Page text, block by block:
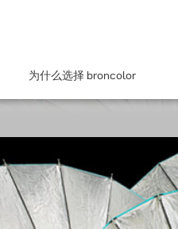
为什么选择 broncolor